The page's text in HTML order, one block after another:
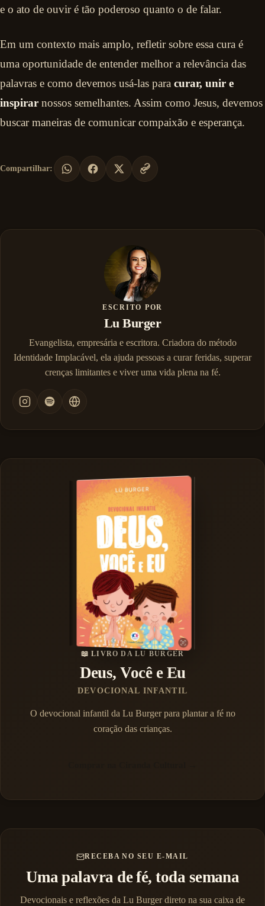
e o ato de ouvir é tão poderoso quanto o de falar.
Em um contexto mais amplo, refletir sobre essa cura é
uma oportunidade de entender melhor a relevância das
palavras e como devemos usá-las para curar, unir e
inspirar nossos semelhantes. Assim como Jesus, devemos
buscar maneiras de comunicar compaixão e esperança.
Compartilhar:
ESCRITO POR
Lu Burger
Evangelista, empresária e escritora. Criadora do método
Identidade Implacável, ela ajuda pessoas a curar feridas, superar
crenças limitantes e viver uma vida plena na fé.
📖 LIVRO DA LU BURGER
Deus, Você e Eu
DEVOCIONAL INFANTIL
O devocional infantil da Lu Burger para plantar a fé no
coração das crianças.
RECEBA NO SEU E-MAIL
Uma palavra de fé, toda semana
Devocionais e reflexões da Lu Burger direto na sua caixa de